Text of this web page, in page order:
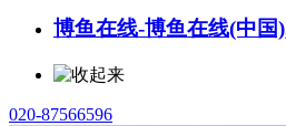
博鱼在线-博鱼在线(中国
020-87566596